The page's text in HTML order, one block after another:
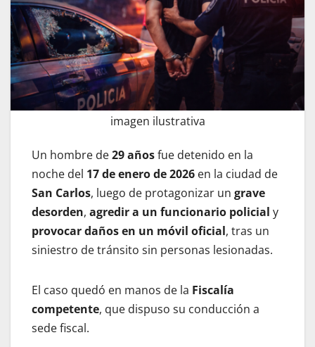
imagen ilustrativa
Un hombre de29 añosfue detenido en la
noche del 17 de enero de 2026 en la ciudad de
San Carlos, luego de protagonizar un grave
desorden, agredir a un funcionario policial y
provocar daños en un móvil oficial, tras un
siniestro de tránsito sin personas lesionadas.
El caso quedó en manos de la Fiscalía
competente, que dispuso su conducción a
sede fiscal.